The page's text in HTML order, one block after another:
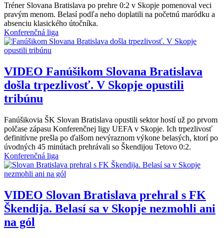
Tréner Slovana Bratislava po prehre 0:2 v Skopje pomenoval veci
pravým menom. Belasí podľa neho doplatili na početnú maródku a
absenciu klasického útočníka.
Konferenčná liga
VIDEO Fanúšikom Slovana Bratislava
došla trpezlivosť. V Skopje opustili
tribúnu
Fanúšikovia ŠK Slovan Bratislava opustili sektor hostí už po prvom
polčase zápasu Konferenčnej ligy UEFA v Skopje. Ich trpezlivosť
definitívne prešla po ďalšom nevýraznom výkone belasých, ktorí po
úvodných 45 minútach prehrávali so Škendijou Tetovo 0:2.
Konferenčná liga
VIDEO Slovan Bratislava prehral s FK
Škendija. Belasí sa v Skopje nezmohli ani
na gól